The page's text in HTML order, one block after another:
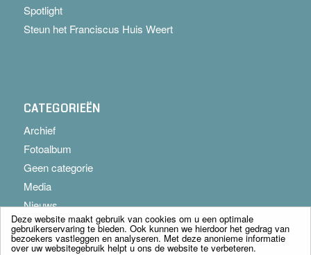
Spotlight
Steun het Franciscus Huis Weert
CATEGORIEËN
Archief
Fotoalbum
Geen categorie
Media
Nieuws
Deze website maakt gebruik van cookies om u een optimale
gebruikerservaring te bieden. Ook kunnen we hierdoor het gedrag van
bezoekers vastleggen en analyseren. Met deze anonieme informatie
over uw websitegebruik helpt u ons de website te verbeteren.